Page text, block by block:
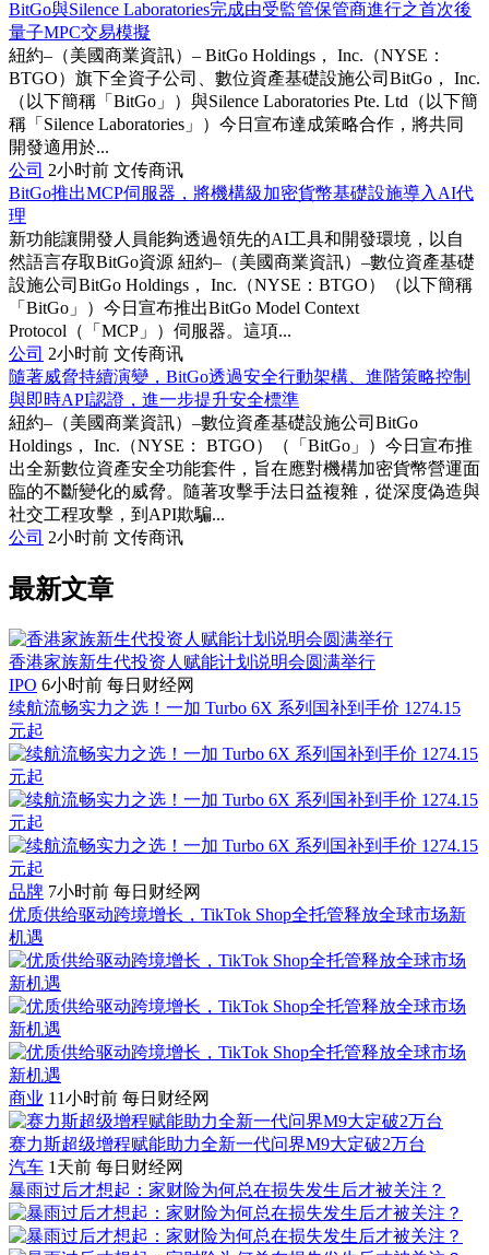
BitGo與Silence Laboratories完成由受監管保管商進行之首次後
量子MPC交易模擬
紐約–（美國商業資訊）– BitGo Holdings， Inc.（NYSE：
BTGO）旗下全資子公司、數位資產基礎設施公司BitGo， Inc.
（以下簡稱「BitGo」）與Silence Laboratories Pte. Ltd（以下簡
稱「Silence Laboratories」）今日宣布達成策略合作，將共同
開發適用於...
公司 2小时前 文传商讯
BitGo推出MCP伺服器，將機構級加密貨幣基礎設施導入AI代
理
新功能讓開發人員能夠透過領先的AI工具和開發環境，以自
然語言存取BitGo資源 紐約–（美國商業資訊）–數位資產基礎
設施公司BitGo Holdings， Inc.（NYSE：BTGO）（以下簡稱
「BitGo」）今日宣布推出BitGo Model Context
Protocol（「MCP」）伺服器。這項...
公司 2小时前 文传商讯
隨著威脅持續演變，BitGo透過安全行動架構、進階策略控制
與即時API認證，進一步提升安全標準
紐約–（美國商業資訊）–數位資產基礎設施公司BitGo
Holdings， Inc.（NYSE： BTGO）（「BitGo」）今日宣布推
出全新數位資產安全功能套件，旨在應對機構加密貨幣營運面
臨的不斷變化的威脅。隨著攻擊手法日益複雜，從深度偽造與
社交工程攻擊，到API欺騙...
公司 2小时前 文传商讯
最新文章
香港家族新生代投资人赋能计划说明会圆满举行
IPO 6小时前 每日财经网
续航流畅实力之选！一加 Turbo 6X 系列国补到手价 1274.15
元起
品牌 7小时前 每日财经网
优质供给驱动跨境增长，TikTok Shop全托管释放全球市场新
机遇
商业 11小时前 每日财经网
赛力斯超级增程赋能助力全新一代问界M9大定破2万台
汽车 1天前 每日财经网
暴雨过后才想起：家财险为何总在损失发生后才被关注？